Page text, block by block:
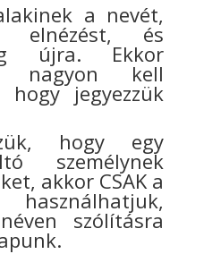
a nevét,
elnézést, és
újra. Ekkor
nagyon kell
jegyezzük
hogy egy
személynek
akkor CSAK a
használhatjuk,
szólításra